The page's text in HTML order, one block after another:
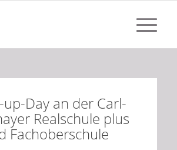
up-Day an der Carl-
Realschule plus
Fachoberschule